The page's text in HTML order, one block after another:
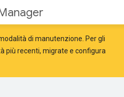
di manutenzione. Per gli
più recenti, migrate e configura